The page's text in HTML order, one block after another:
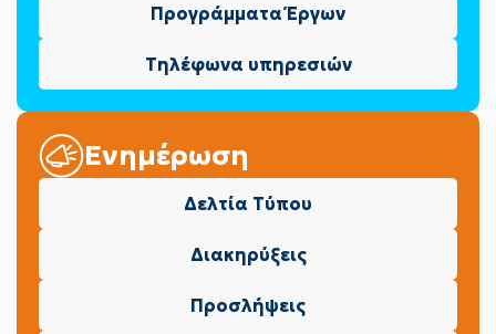
Προγράμματα Έργων
Τηλέφωνα υπηρεσιών
Ενημέρωση
Δελτία Τύπου
Διακηρύξεις
Προσλήψεις